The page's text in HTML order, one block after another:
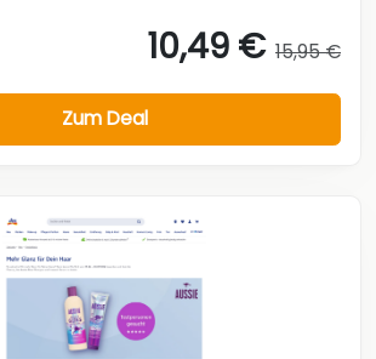
10,49 € 15,95 €
Zum Deal